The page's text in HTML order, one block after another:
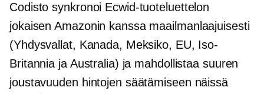
Codisto synkronoi Ecwid-tuoteluettelon
jokaisen Amazonin kanssa maailmanlaajuisesti
(Yhdysvallat, Kanada, Meksiko, EU, Iso-
Britannia ja Australia) ja mahdollistaa suuren
joustavuuden hintojen säätämiseen näissä